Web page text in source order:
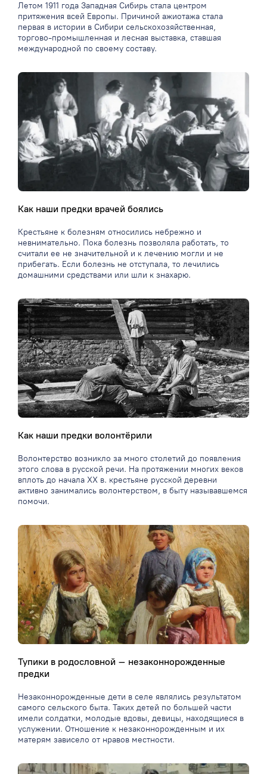
Летом 1911 года Западная Сибирь стала центром
притяжения всей Европы. Причиной ажиотажа стала
первая в истории в Сибири сельскохозяйственная,
торгово-промышленная и лесная выставка, ставшая
международной по своему составу.
Как наши предки врачей боялись
Крестьяне к болезням относились небрежно и
невнимательно. Пока болезнь позволяла работать, то
считали ее не значительной и к лечению могли и не
прибегать. Если болезнь не отступала, то лечились
домашними средствами или шли к знахарю.
Как наши предки волонтёрили
Волонтерство возникло за много столетий до появления
этого слова в русской речи. На протяжении многих веков
вплоть до начала XX в. крестьяне русской деревни
активно занимались волонтерством, в быту называвшемся
помочи.
Тупики в родословной – незаконнорожденные
предки
Незаконнорожденные дети в селе являлись результатом
самого сельского быта. Таких детей по большей части
имели солдатки, молодые вдовы, девицы, находящиеся в
услужении. Отношение к незаконнорожденным и их
матерям зависело от нравов местности.